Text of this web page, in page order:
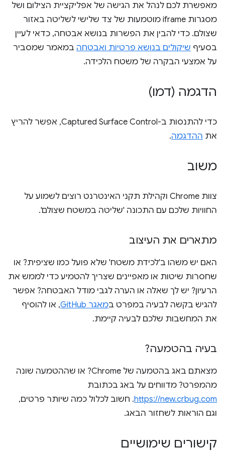
מאפשרת לכם לנהל את הגישה של אפליקציית הצילום ושל
מסגרות iframe מוטמעות של צד שלישי לשליטה באזור
שצולם. כדי להבין את הפשרות בנושא אבטחה, כדאי לעיין
בסעיף שיקולים בנושא פרטיות ואבטחה במאמר שמסביר
על אמצעי הבקרה של משטח הלכידה.
הדגמה (דמו)
כדי להתנסות ב-Captured Surface Control, אפשר להריץ
את ההדגמה.
משוב
צוות Chrome וקהילת תקני האינטרנט רוצים לשמוע על
החוויות שלכם עם התכונה 'שליטה במשטח שצולם'.
מתארים את העיצוב
האם יש משהו ב'לכידת משטח' שלא פועל כמו שציפית? או
שחסרות שיטות או מאפיינים שצריך להטמיע כדי לממש את
הרעיון? יש לך שאלה או הערה לגבי מודל האבטחה? אפשר
להגיש בקשה לבעיה במפרט במאגר GitHub
, או להוסיף
את המחשבות שלכם לבעיה קיימת.
בעיה בהטמעה?
מצאתם באג בהטמעה של Chrome? או שההטמעה שונה
מהמפרט? מדווחים על באג בכתובת
https://new.crbug.com. חשוב לכלול כמה שיותר פרטים,
וגם הוראות לשחזור הבאג.
קישורים שימושיים